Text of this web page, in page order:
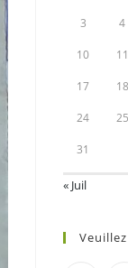
3 4
10 11
17 18
24 25
31
« Juil